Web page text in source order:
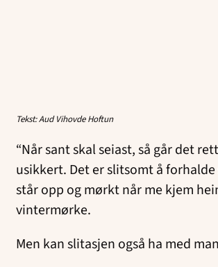
Tekst: Aud Vihovde Hoftun
“Når sant skal seiast, så går det
usikkert. Det er slitsomt å
står opp og mørkt når me kjem
vintermørke.
Men kan slitasjen også ha med